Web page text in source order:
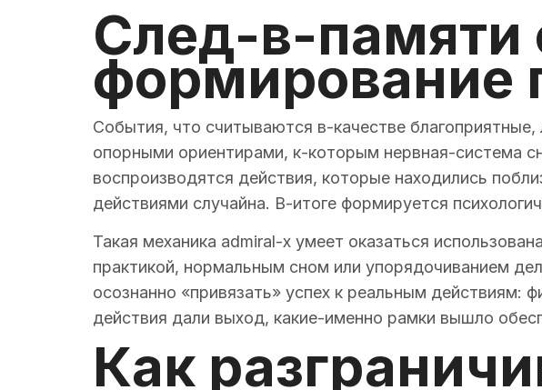
След-в-памяти
формирование
События, что считываются в-качестве
опорными ориентирами, к-которым нервная-система
воспроизводятся действия, которые находились
действиями случайна. В-итоге формируется
Такая механика admiral-x умеет оказаться
практикой, нормальным сном или упорядочиванием
осознанно «привязать» успех к реальным действиям:
действия дали выход, какие-именно рамки вышло
Как